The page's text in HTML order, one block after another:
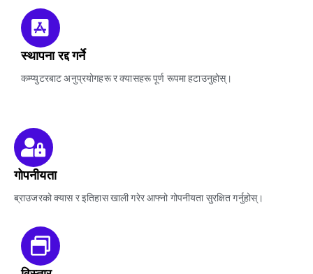
स्थापना रद्द गर्ने
कम्प्युटरबाट अनुप्रयोगहरू र क्यासहरू पूर्ण रूपमा हटाउनुहोस्।
गोपनीयता
ब्राउजरको क्यास र इतिहास खाली गरेर आफ्नो गोपनीयता सुरक्षित गर्नुहोस्।